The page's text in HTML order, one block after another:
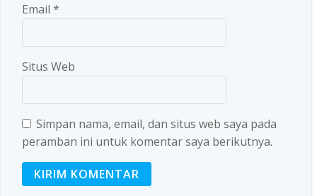
Email *
Situs Web
Simpan nama, email, dan situs web saya pada
peramban ini untuk komentar saya berikutnya.